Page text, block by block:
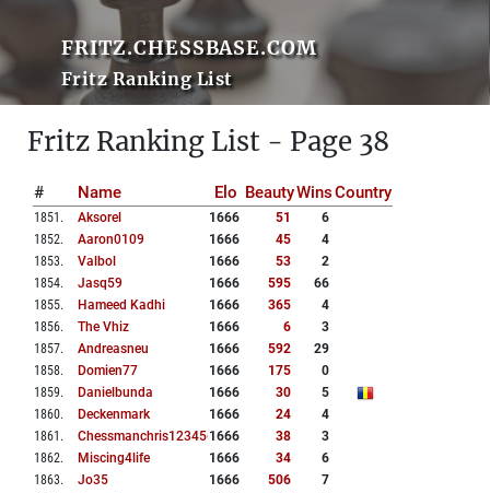
FRITZ.CHESSBASE.COM
Fritz Ranking List
Fritz Ranking List - Page 38
# Name Elo BeautyWinsCountry
1851 . Aksorel 1666 51
6
1852. Aaron0109 1666 45
4
1853. Valbol 1666 53
2
1854. Jasq59 1666 595
66
1855. Hameed Kadhi 1666 365
4
1856. The Vhiz 1666 6
3
1857. Andreasneu 1666 592
29
1858. Domien77 1666 175
0
1859. Danielbunda 1666 30
5
1860. Deckenmark 1666 24
4
1861 . Chessmanchris1234561666 38
3
1862. Miscing4life 1666 34
6
1863. Jo35 1666 506
7